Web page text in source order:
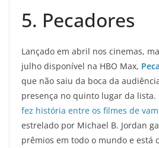
5. Pecadores
Lançado em abril nos cinemas,
julho disponível na HBO Max,
que não saiu da boca da
presença no quinto lugar da lista.
fez história entre os filmes de
estrelado por Michael B. Jordan
prêmios em todo o mundo e está